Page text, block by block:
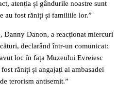
atenția și gândurile noastre sunt
au fost răniți și familiile lor.”
Danny Danon, a reacționat miercuri
declarând într-un comunicat:
loc în fața Muzeului Evreiesc
răniți și angajați ai ambasadei
terorism antisemit.”